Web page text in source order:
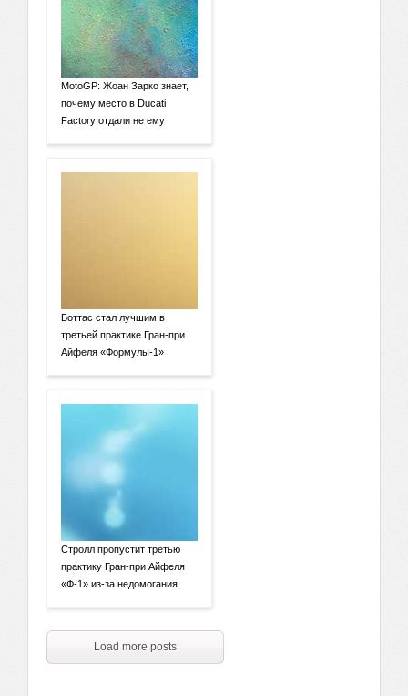
MotoGP: Жоан Зарко знает,
почему место в Ducati
Factory отдали не ему
Боттас стал лучшим в
третьей практике Гран-при
Айфеля «Формулы-1»
Стролл пропустит третью
практику Гран-при Айфеля
«Ф-1» из-за недомогания
Load more posts